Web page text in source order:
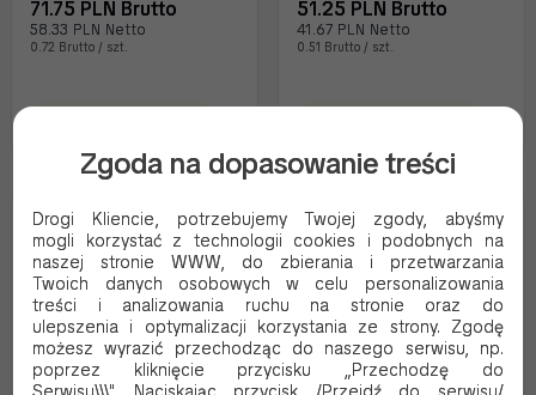
71.75 PLN Brutto
58.33 PLN Netto
0.72 Brutto / szt.
51.25 PLN Brutto
41.67 PLN Netto
0.51 Brutto / szt.
EKO EKO
Zgoda na dopasowanie treści
Drogi Kliencie, potrzebujemy Twojej zgody, abyśmy
mogli korzystać z technologii cookies i podobnych na
naszej stronie WWW, do zbierania i przetwarzania
Twoich danych osobowych w celu personalizowania
treści i analizowania ruchu na stronie oraz do
ulepszenia i optymalizacji korzystania ze strony. Zgodę
możesz wyrazić przechodząc do naszego serwisu, np.
poprzez kliknięcie przycisku „Przechodzę do